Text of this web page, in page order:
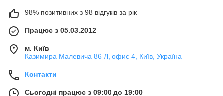
98% позитивних з 98 відгуків за рік
Працює з 05.03.2012
м. Київ
Казимира Малевича 86 Л, офис 4, Київ, Україна
Контакти
Сьогодні працює з 09:00 до 19:00